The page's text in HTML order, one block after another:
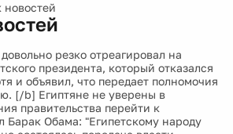
новостей
резко отреагировал на
президента, который отказался
и объявил, что передает полномочия
[/b] Египтяне не уверены в
правительства перейти к
Барак Обама: "Египетскому народу